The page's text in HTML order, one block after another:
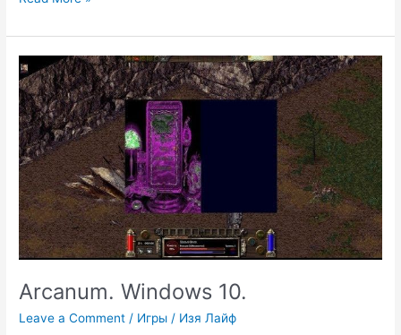
Modification
detected.
Arcanum. Windows 10.
Leave a Comment / Игры / Изя Лайф